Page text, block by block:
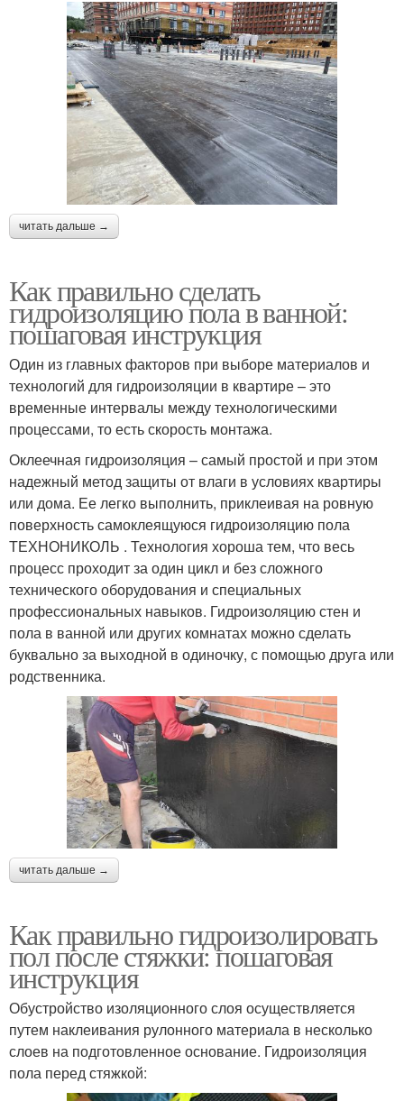
читать дальше →
Как правильно сделать
гидроизоляцию пола в ванной:
пошаговая инструкция
Один из главных факторов при выборе материалов и
технологий для гидроизоляции в квартире – это
временные интервалы между технологическими
процессами, то есть скорость монтажа.
Оклеечная гидроизоляция – самый простой и при этом
надежный метод защиты от влаги в условиях квартиры
или дома. Ее легко выполнить, приклеивая на ровную
поверхность самоклеящуюся гидроизоляцию пола
ТЕХНОНИКОЛЬ . Технология хороша тем, что весь
процесс проходит за один цикл и без сложного
технического оборудования и специальных
профессиональных навыков. Гидроизоляцию стен и
пола в ванной или других комнатах можно сделать
буквально за выходной в одиночку, с помощью друга или
родственника.
читать дальше →
Как правильно гидроизолировать
пол после стяжки: пошаговая
инструкция
Обустройство изоляционного слоя осуществляется
путем наклеивания рулонного материала в несколько
слоев на подготовленное основание. Гидроизоляция
пола перед стяжкой: